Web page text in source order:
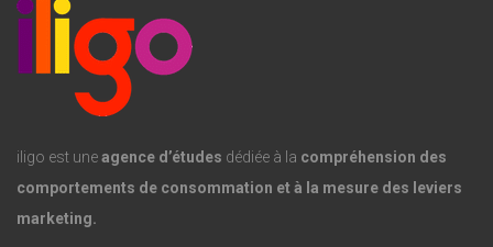
iligo est uneagence d’études dédiée à la compréhension des
comportements de consommation et à la mesure des leviers
marketing.